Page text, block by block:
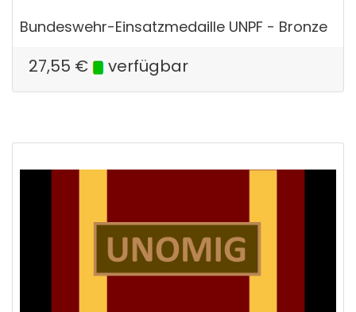
Bundeswehr-Einsatzmedaille UNPF - Bronze
27,55 € verfügbar